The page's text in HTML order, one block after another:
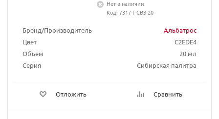
Бренд/Производитель
Альбатрос
Цвет
C2EDE4
Объем
20 мл
Серия
Сибирская палитра
Отложить Сравнить
Нет в наличии
Код: 7317-Г-СВЗ-20